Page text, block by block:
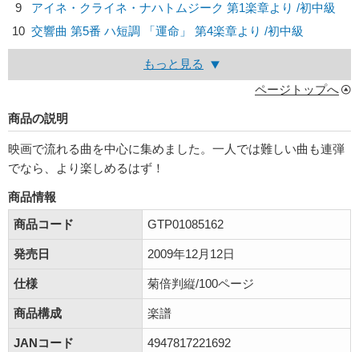
9
アイネ・クライネ・ナハトムジーク 第1楽章より /初中級
10 交響曲 第5番 ハ短調 「運命」 第4楽章より /初中級
もっと見る
ページトップへ
商品の説明
映画で流れる曲を中心に集めました。一人では難しい曲も連弾
でなら、より楽しめるはず！
商品情報
商品コード
GTP01085162
発売日 2009年12月12日
仕様 菊倍判縦/100ページ
商品構成 楽譜
JANコード 4947817221692